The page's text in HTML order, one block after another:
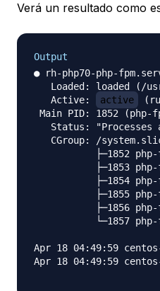
Verá un resultado como
Output
● rh-php70-php-
Loaded: loaded (/
   Active:
active
Main PID: 1852 (php-
Status: "Processes
CGroup: /
├─1852
├─1853
├─1854
├─1855
├─1856
└─1857
Apr 18 04:49:59
Apr 18 04:49:59